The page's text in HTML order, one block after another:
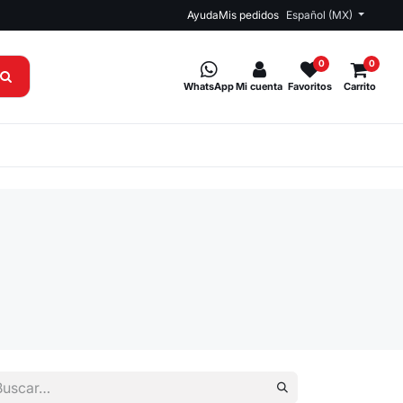
AyudaMis pedidos Español (MX)
WhatsAppMi cuenta Favoritos
0
Carrito
0